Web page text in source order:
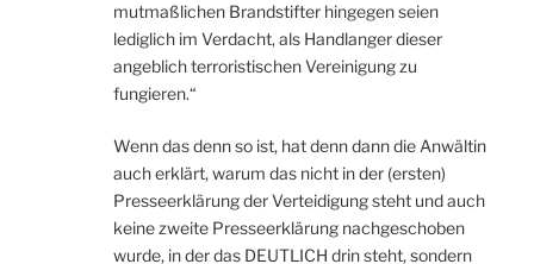
mutmaßlichen Brandstifter hingegen seien
lediglich im Verdacht, als Handlanger dieser
angeblich terroristischen Vereinigung zu
fungieren.“
Wenn das denn so ist, hat denn dann die Anwältin
auch erklärt, warum das nicht in der (ersten)
Presseerklärung der Verteidigung steht und auch
keine zweite Presseerklärung nachgeschoben
wurde, in der das DEUTLICH drin steht, sondern